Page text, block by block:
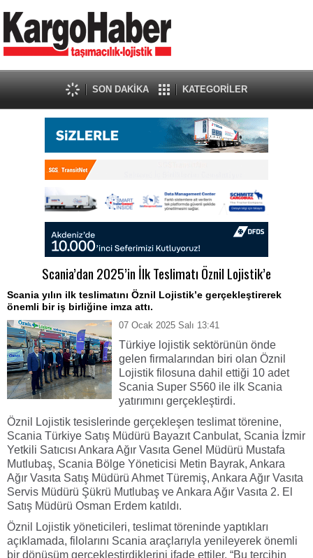
SON DAKİKA KATEGORİLER
Scania’dan 2025’in İlk Teslimatı Öznil Lojistik’e
Scania yılın ilk teslimatını Öznil Lojistik’e gerçekleştirerek
önemli bir iş birliğine imza attı.
07 Ocak 2025 Salı 13:41
Türkiye lojistik sektörünün önde
gelen firmalarından biri olan Öznil
Lojistik filosuna dahil ettiği 10 adet
Scania Super S560 ile ilk Scania
yatırımını gerçekleştirdi.
Öznil Lojistik tesislerinde gerçekleşen teslimat törenine,
Scania Türkiye Satış Müdürü Bayazıt Canbulat, Scania İzmir
Yetkili Satıcısı Ankara Ağır Vasıta Genel Müdürü Mustafa
Mutlubaş, Scania Bölge Yöneticisi Metin Bayrak, Ankara
Ağır Vasıta Satış Müdürü Ahmet Türemiş, Ankara Ağır Vasıta
Servis Müdürü Şükrü Mutlubaş ve Ankara Ağır Vasıta 2. El
Satış Müdürü Osman Erdem katıldı.
Öznil Lojistik yöneticileri, teslimat töreninde yaptıkları
açıklamada, filolarını Scania araçlarıyla yenileyerek önemli
bir dönüşüm gerçekleştirdiklerini ifade ettiler. “Bu tercihin